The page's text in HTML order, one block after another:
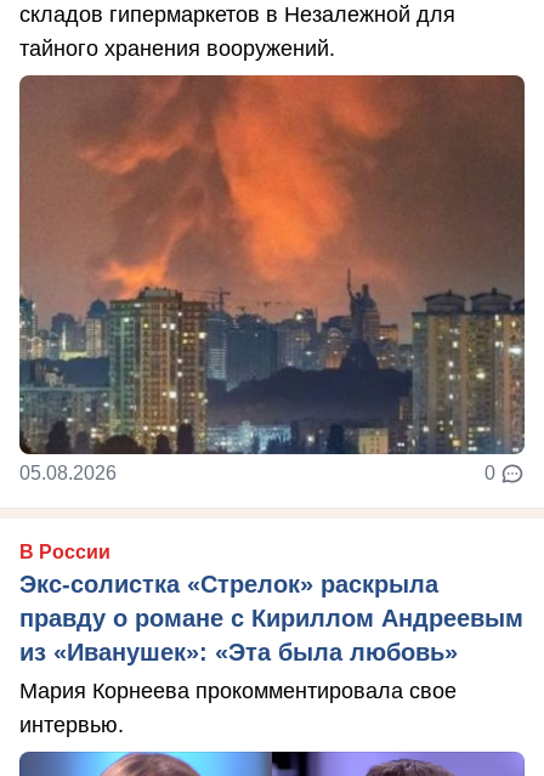
складов гипермаркетов в Незалежной для
тайного хранения вооружений.
05.08.2026 0
В России
Экс-солистка «Стрелок» раскрыла
правду о романе с Кириллом Андреевым
из «Иванушек»: «Эта была любовь»
Мария Корнеева прокомментировала свое
интервью.